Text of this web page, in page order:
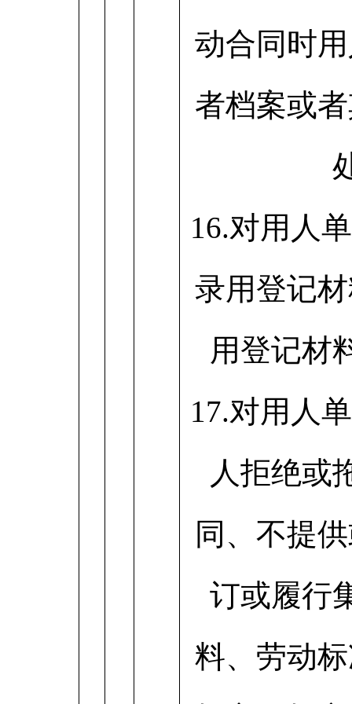
动合同时
者档案或
16.对用人
录用登记
用登记材
17.对用人
人拒绝或
同、不提
订或履行
料、劳动